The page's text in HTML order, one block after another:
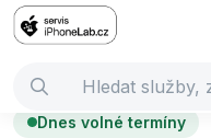
Dnes volné termíny